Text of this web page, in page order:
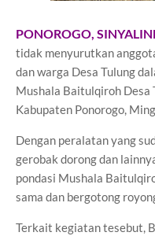
PONOROGO,
tidak menyurutkan
dan warga Desa Tulung
Mushala Baitulqiroh Desa
Kabupaten Ponorogo,
Dengan peralatan yang
gerobak dorong dan
pondasi Mushala
sama dan bergotong
Terkait kegiatan tesebut,